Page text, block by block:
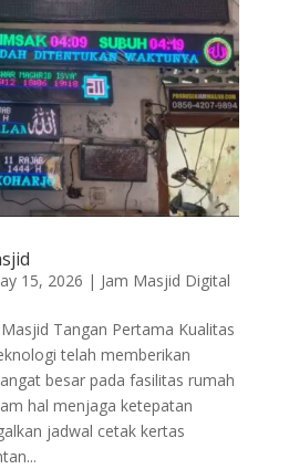
15, 2026 | Jam Masjid Digital
Tangan Pertama Kualitas
telah memberikan
besar pada fasilitas rumah
hal menjaga ketepatan
jadwal cetak kertas